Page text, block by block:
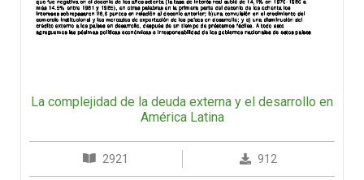
La complejidad de la deuda externa y el desarrollo en
América Latina
2921 912